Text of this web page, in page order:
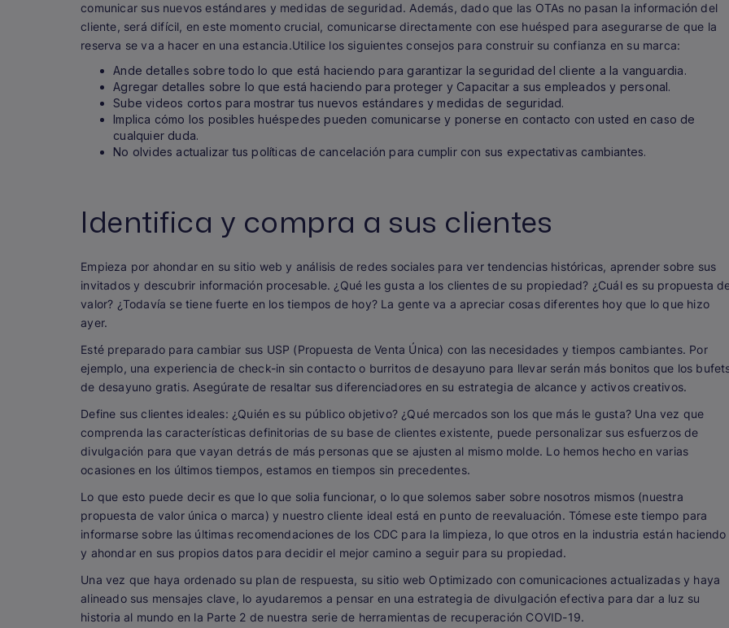
comunicar sus nuevos estándares y medidas de seguridad. Además, dado que las OTAs no pasan la información del
cliente, será difícil, en este momento crucial, comunicarse directamente con ese huésped para asegurarse de que la
reserva se va a hacer en una estancia.Utilice los siguientes consejos para construir su confianza en su marca:
Ande detalles sobre todo lo que está haciendo para garantizar la seguridad del cliente a la vanguardia.
Agregar detalles sobre lo que está haciendo para proteger y Capacitar a sus empleados y personal.
Sube videos cortos para mostrar tus nuevos estándares y medidas de seguridad.
Implica cómo los posibles huéspedes pueden comunicarse y ponerse en contacto con usted en caso de
cualquier duda.
No olvides actualizar tus políticas de cancelación para cumplir con sus expectativas cambiantes.
Identifica y compra a sus clientes
Empieza por ahondar en su sitio web y análisis de redes sociales para ver tendencias históricas, aprender sobre sus
invitados y descubrir información procesable. ¿Qué les gusta a los clientes de su propiedad? ¿Cuál es su propuesta
valor? ¿Todavía se tiene fuerte en los tiempos de hoy? La gente va a apreciar cosas diferentes hoy que lo que hizo
ayer.
Esté preparado para cambiar sus USP (Propuesta de Venta Única) con las necesidades y tiempos cambiantes. Por
ejemplo, una experiencia de check-in sin contacto o burritos de desayuno para llevar serán más bonitos que los
de desayuno gratis. Asegúrate de resaltar sus diferenciadores en su estrategia de alcance y activos creativos.
Define sus clientes ideales: ¿Quién es su público objetivo? ¿Qué mercados son los que más le gusta? Una vez que
comprenda las características definitorias de su base de clientes existente, puede personalizar sus esfuerzos de
divulgación para que vayan detrás de más personas que se ajusten al mismo molde. Lo hemos hecho en varias
ocasiones en los últimos tiempos, estamos en tiempos sin precedentes.
Lo que esto puede decir es que lo que solia funcionar, o lo que solemos saber sobre nosotros mismos (nuestra
propuesta de valor única o marca) y nuestro cliente ideal está en punto de reevaluación. Tómese este tiempo para
informarse sobre las últimas recomendaciones de los CDC para la limpieza, lo que otros en la industria están haciendo
y ahondar en sus propios datos para decidir el mejor camino a seguir para su propiedad.
Una vez que haya ordenado su plan de respuesta, su sitio web Optimizado con comunicaciones actualizadas y haya
alineado sus mensajes clave, lo ayudaremos a pensar en una estrategia de divulgación efectiva para dar a luz su
historia al mundo en la Parte 2 de nuestra serie de herramientas de recuperación COVID-19.